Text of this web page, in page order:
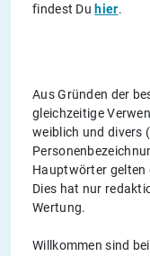
findest Du hier.
Aus Gründen der
gleichzeitige
weiblich und divers
Hauptwörter gelten
Dies hat nur
Wertung.
Willkommen sind